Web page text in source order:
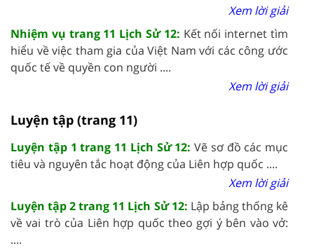
Xem lời giải
Nhiệm vụ trang 11 Lịch Sử 12: Kết nối internet tìm
hiểu về việc tham gia của Việt Nam với các công ước
quốc tế về quyền con người ....
Xem lời giải
Luyện tập (trang 11)
Luyện tập 1 trang 11 Lịch Sử 12: Vẽ sơ đồ các mục
tiêu và nguyên tắc hoạt động của Liên hợp quốc ....
Xem lời giải
Luyện tập 2 trang 11 Lịch Sử 12: Lập bảng thống kê
về vai trò của Liên hợp quốc theo gợi ý bên vào vở:
....